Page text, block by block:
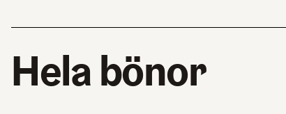
Hela bönor